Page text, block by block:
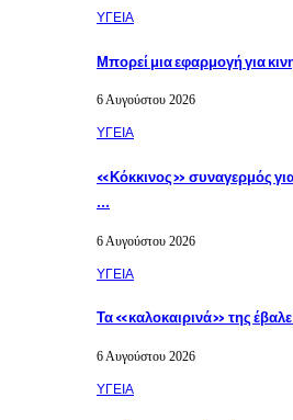
ΥΓΕΙΑ
Μπορεί μια εφαρμογή για
6 Αυγούστου 2026
ΥΓΕΙΑ
«Κόκκινος» συναγερμός για
…
6 Αυγούστου 2026
ΥΓΕΙΑ
Τα «καλοκαιρινά» της
6 Αυγούστου 2026
ΥΓΕΙΑ